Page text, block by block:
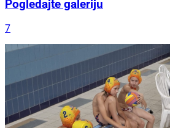
Pogledajte galeriju
7